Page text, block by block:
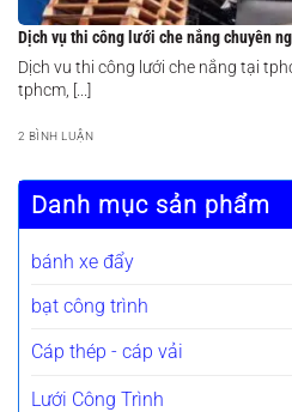
Danh mục sản phẩm
bánh xe đẩy
bạt công trình
Cáp thép - cáp vải
Lưới Công Trình
Dịch vụ thi công lưới che nắng chuyên
Dịch vu thi công lưới che nắng tại
tphcm, [...]
2 BÌNH LUẬN